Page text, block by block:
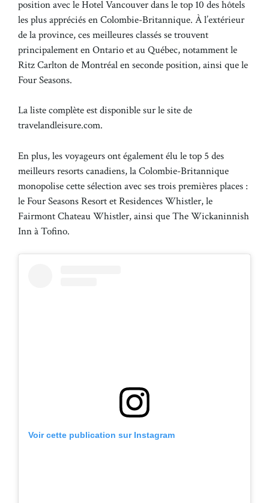
position avec le Hotel Vancouver dans le top 10 des hôtels
les plus appréciés en Colombie-Britannique. À l’extérieur
de la province, ces meilleures classés se trouvent
principalement en Ontario et au Québec, notamment le
Ritz Carlton de Montréal en seconde position, ainsi que le
Four Seasons.
La liste complète est disponible sur le site de
travelandleisure.com.
En plus, les voyageurs ont également élu le top 5 des
meilleurs resorts canadiens, la Colombie-Britannique
monopolise cette sélection avec ses trois premières places :
le Four Seasons Resort et Residences Whistler, le
Fairmont Chateau Whistler, ainsi que The Wickaninnish
Inn à Tofino.
Voir cette publication sur Instagram